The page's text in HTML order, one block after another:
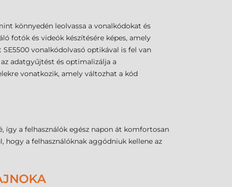
könnyedén leolvassa a vonalkódokat és
fotók és videók készítésére képes, amely
vonalkódolvasó optikával is fel van
adatgyűjtést és optimalizálja a
vonatkozik, amely változhat a kód
így a felhasználók egész napon át komfortosan
hogy a felhasználóknak aggódniuk kellene az